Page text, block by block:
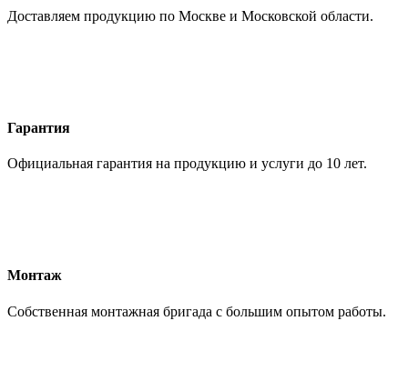
Доставляем продукцию по Москве и Московской области.
Гарантия
Официальная гарантия на продукцию и услуги до 10 лет.
Монтаж
Собственная монтажная бригада с большим опытом работы.